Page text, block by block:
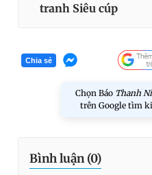
tranh Siêu cúp
Chia sẻ
Chọn Báo Thanh
trên Google tìm
Bình luận (0)